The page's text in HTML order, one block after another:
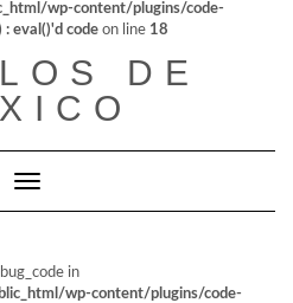
wp-content/plugins/code-
eval()'d code on line 18
DE
Cambiar modo de navegación
in
wp-content/plugins/code-